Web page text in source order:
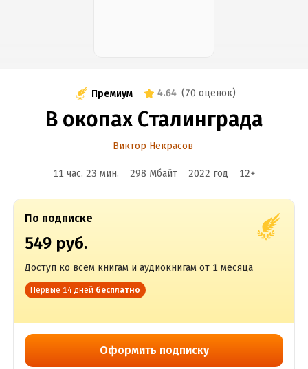
Премиум 4.64 (70 оценок)
В окопах Сталинграда
Виктор Некрасов
11 час. 23 мин. 298 Мбайт 2022 год 12+
По подписке
549 руб.
Доступ ко всем книгам и аудиокнигам от 1 месяца
Первые 14 дней бесплатно
Оформить подписку